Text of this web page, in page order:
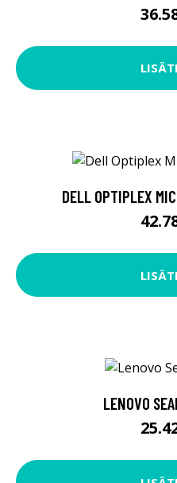
DELL OPTIPLEX
LENOVO